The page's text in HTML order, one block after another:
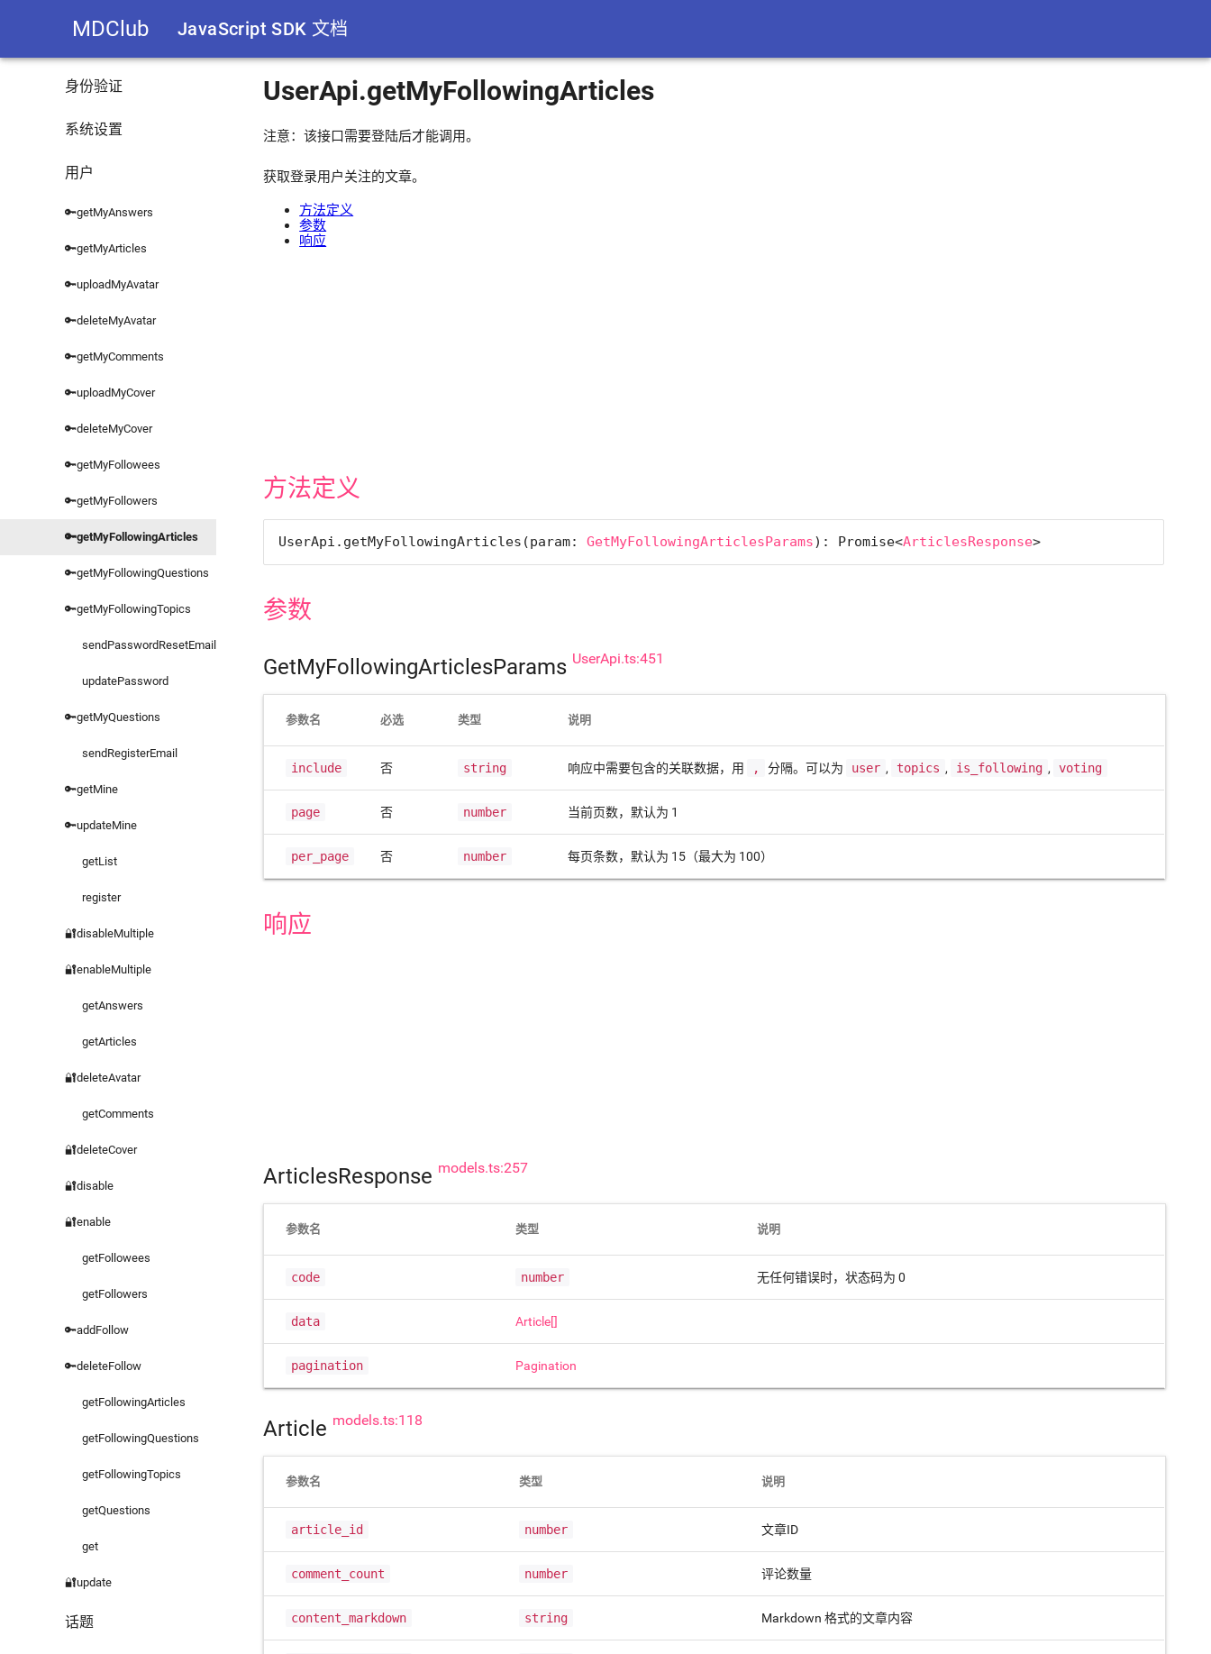
MDClub JavaScript SDK 文档
身份验证
系统设置
用户
🔑getMyAnswers
🔑getMyArticles
🔑uploadMyAvatar
🔑deleteMyAvatar
🔑getMyComments
🔑uploadMyCover
🔑deleteMyCover
🔑getMyFollowees
🔑getMyFollowers
🔑getMyFollowingArticles
🔑getMyFollowingQuestions
🔑getMyFollowingTopics
sendPasswordResetEmail
updatePassword
🔑getMyQuestions
sendRegisterEmail
🔑getMine
🔑updateMine
getList
register
🔐disableMultiple
🔐enableMultiple
getAnswers
getArticles
🔐deleteAvatar
getComments
🔐deleteCover
🔐disable
🔐enable
getFollowees
getFollowers
🔑addFollow
🔑deleteFollow
getFollowingArticles
getFollowingQuestions
getFollowingTopics
getQuestions
get
🔐update
话题
UserApi.getMyFollowingArticles
注意：该接口需要登陆后才能调用。
获取登录用户关注的文章。
方法定义
参数
响应
方法定义
UserApi.getMyFollowingArticles(param: GetMyFollowingArticlesParams): Promise<ArticlesResponse>
参数
GetMyFollowingArticlesParams UserApi.ts:451
参数名 必选 类型 说明
include 否 string 响应中需要包含的关联数据，用 , 分隔。可以为 user , topics , is_following , voting
page 否 number 当前页数，默认为 1
per_page 否 number 每页条数，默认为 15（最大为 100）
响应
ArticlesResponse models.ts:257
参数名 类型 说明
code number 无任何错误时，状态码为 0
data Article[]
pagination Pagination
Article models.ts:118
参数名 类型 说明
article_id number 文章ID
comment_count number 评论数量
content_markdown string Markdown 格式的文章内容